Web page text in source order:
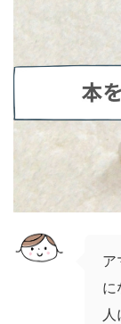
ア
に